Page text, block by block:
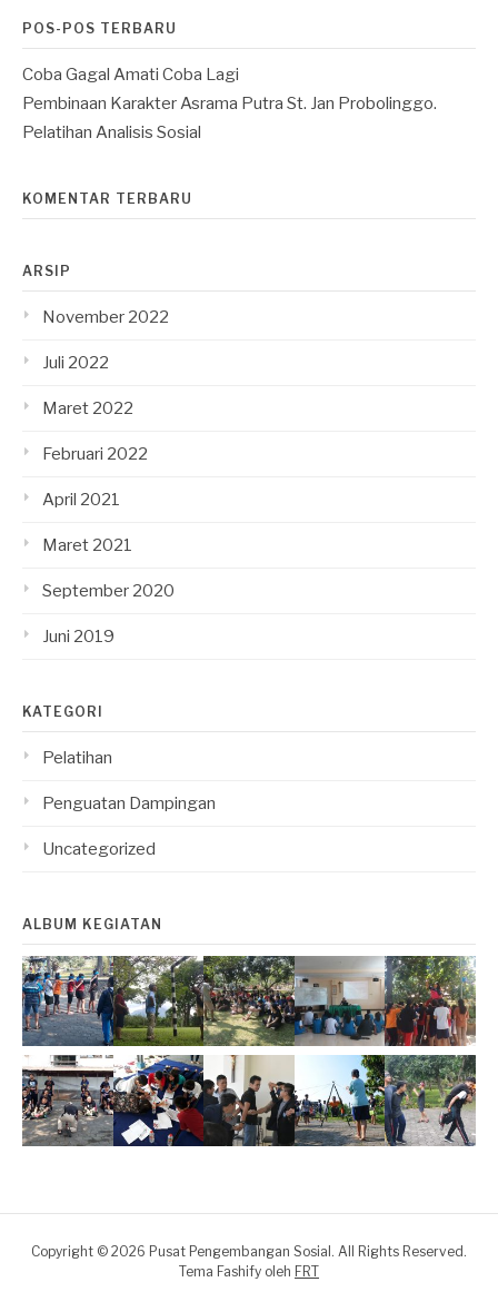
POS-POS TERBARU
Coba Gagal Amati Coba Lagi
Pembinaan Karakter Asrama Putra St. Jan Probolinggo.
Pelatihan Analisis Sosial
KOMENTAR TERBARU
ARSIP
November 2022
Juli 2022
Maret 2022
Februari 2022
April 2021
Maret 2021
September 2020
Juni 2019
KATEGORI
Pelatihan
Penguatan Dampingan
Uncategorized
ALBUM KEGIATAN
Copyright © 2026 Pusat Pengembangan Sosial. All Rights Reserved.
Tema Fashify oleh FRT